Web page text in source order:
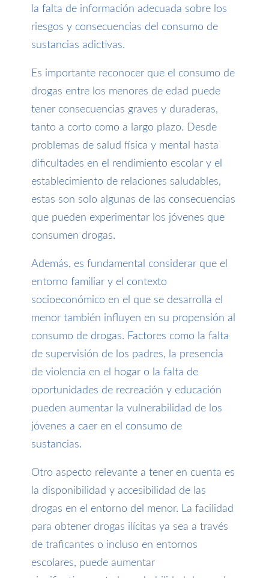
la falta de información adecuada sobre los
riesgos y consecuencias del consumo de
sustancias adictivas.
Es importante reconocer que el consumo de
drogas entre los menores de edad puede
tener consecuencias graves y duraderas,
tanto a corto como a largo plazo. Desde
problemas de salud física y mental hasta
dificultades en el rendimiento escolar y el
establecimiento de relaciones saludables,
estas son solo algunas de las consecuencias
que pueden experimentar los jóvenes que
consumen drogas.
Además, es fundamental considerar que el
entorno familiar y el contexto
socioeconómico en el que se desarrolla el
menor también influyen en su propensión al
consumo de drogas. Factores como la falta
de supervisión de los padres, la presencia
de violencia en el hogar o la falta de
oportunidades de recreación y educación
pueden aumentar la vulnerabilidad de los
jóvenes a caer en el consumo de
sustancias.
Otro aspecto relevante a tener en cuenta es
la disponibilidad y accesibilidad de las
drogas en el entorno del menor. La facilidad
para obtener drogas ilícitas ya sea a través
de traficantes o incluso en entornos
escolares, puede aumentar